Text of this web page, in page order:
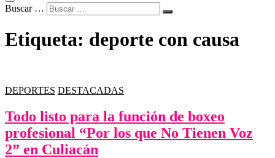
Buscar …
Etiqueta: deporte con causa
DEPORTES DESTACADAS
Todo listo para la función de boxeo
profesional “Por los que No Tienen Voz
2” en Culiacán